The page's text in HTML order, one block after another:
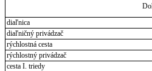
diaľnica
diaľničný privádzač
rýchlostná cesta
rýchlostný privádzač
cesta I. triedy